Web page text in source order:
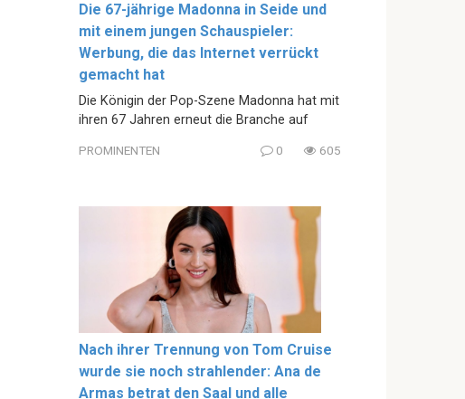
Die 67-jährige Madonna in Seide und
mit einem jungen Schauspieler:
Werbung, die das Internet verrückt
gemacht hat
Die Königin der Pop-Szene Madonna hat mit
ihren 67 Jahren erneut die Branche auf
PROMINENTEN 0 605
Nach ihrer Trennung von Tom Cruise
wurde sie noch strahlender: Ana de
Armas betrat den Saal und alle